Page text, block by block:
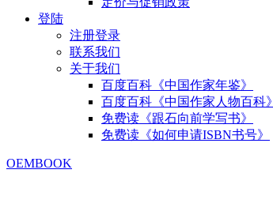
登陆
注册登录
联系我们
关于我们
百度百科《中国作家年鉴》
百度百科《中国作家人物百科》
免费读《跟石向前学写书》
免费读《如何申请ISBN书号》
OEMBOOK